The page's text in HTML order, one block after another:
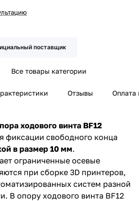
поставщик
Все товары категории
Отзывы Оплата
ходового винта BF12
фиксации свободного конца
в размер 10 мм.
ограниченные осевые
при сборке 3D принтеров,
систем разной
В опору ходового винта BF12